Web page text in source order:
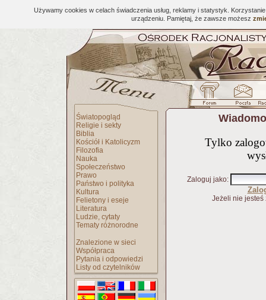
Używamy cookies w celach świadczenia usług, reklamy i statystyk.
urządzeniu. Pamiętaj, że zawsze możesz
Światopogląd
Religie i sekty
Biblia
Kościół i Katolicyzm
Filozofia
Nauka
Społeczeństwo
Prawo
Państwo i polityka
Kultura
Felietony i eseje
Literatura
Ludzie, cytaty
Tematy różnorodne
Znalezione w sieci
Współpraca
Pytania i odpowiedzi
Listy od czytelników
Tylko
Zaloguj jako:
Jeżeli nie